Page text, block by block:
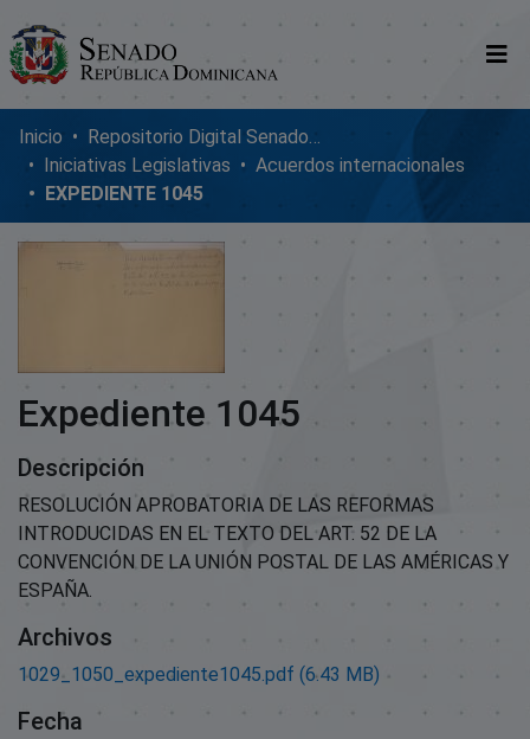
Comunidades
Glosario
Nosotros
Inicio
Repositorio Digital SenadoRD
Iniciativas Legislativas
Acuerdos internacionales
EXPEDIENTE 1045
Expediente 1045
Descripción
RESOLUCIÓN APROBATORIA DE LAS REFORMAS
INTRODUCIDAS EN EL TEXTO DEL ART. 52 DE LA
CONVENCIÓN DE LA UNIÓN POSTAL DE LAS AMÉRICAS Y
ESPAÑA.
Archivos
1029_1050_expediente1045.pdf (6.43 MB)
Fecha